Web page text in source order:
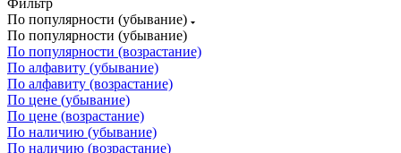
По популярности (убывание)
По популярности (убывание)
По популярности (возрастание)
По алфавиту (убывание)
По алфавиту (возрастание)
По цене (убывание)
По цене (возрастание)
По наличию (убывание)
По наличию (возрастание)